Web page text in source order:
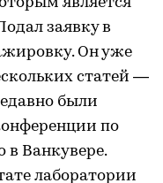
заявку в
Он уже
статей —
были
по
в Ванкувере.
лаборатории